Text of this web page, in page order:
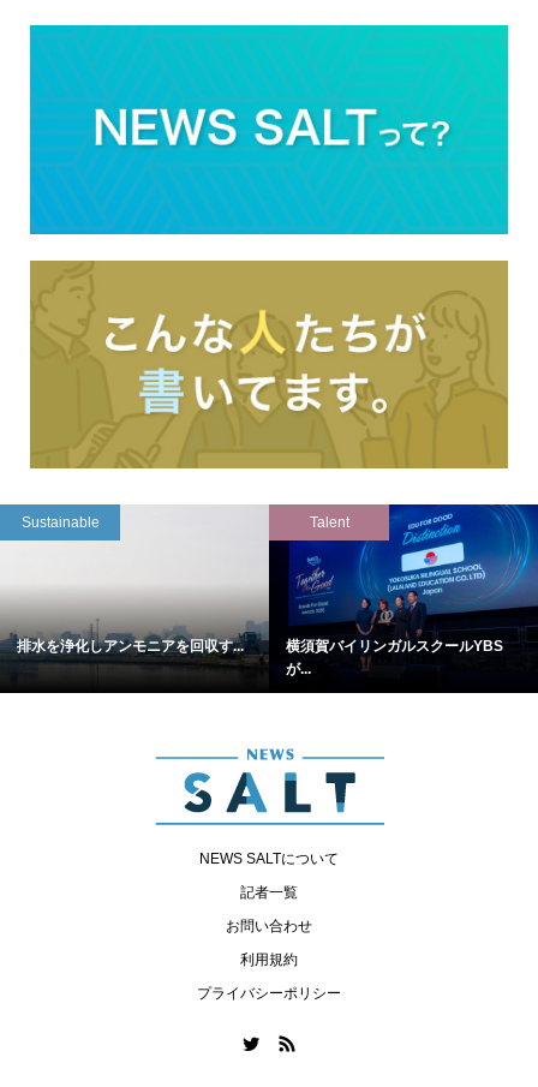
Sustainable
排水を浄化しアンモニアを回収す...
Talent
横須賀バイリンガルスクールYBS
が...
NEWS SALTについて
記者一覧
お問い合わせ
利用規約
プライバシーポリシー